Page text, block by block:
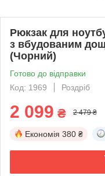
Рюкзак для
з вбудованим
(Чорний)
Готово до відправки
Код: 1969
Роздріб
2 099 ₴ 2 479 ₴
Економія 380 ₴